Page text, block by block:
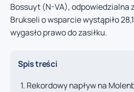
Bossuyt (N-VA), odpowiedzialna
Brukseli o wsparcie wystąpiło
wygasło prawo do zasiłku.
Spis treści
Rekordowy napływ na